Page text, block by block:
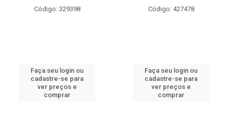
Código: 329398
Faça seu login ou
cadastre-se para
ver preços e
comprar
Código: 427478
Faça seu login ou
cadastre-se para
ver preços e
comprar